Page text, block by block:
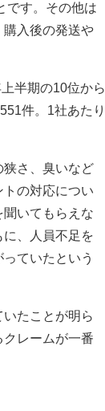
です。その他は
購入後の発送や
半期の10位から
件。1社あたり
さ、臭いなど
の対応につい
いてもらえな
、人員不足を
ていたという
たことが明ら
レームが一番